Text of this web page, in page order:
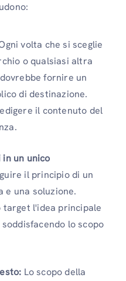
volta che si sceglie
o qualsiasi altra
fornire un
di destinazione.
il contenuto del
un unico
il principio di un
e una soluzione.
target l'idea principale
lo scopo
Lo scopo della